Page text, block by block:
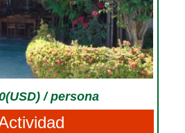
/ persona